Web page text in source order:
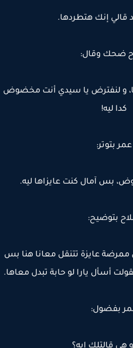
قالي إنك هتطردها.
ضحك وقال:
و لنفترض يا سيدي أنت مخضوض
كدا ليه!
بتوتر:
بس آمال كنت عايزاها ليه.
بتوضيح:
عايزة تتنقل معانا هنا بس
يارا لو حابة تبدل معاها.
بفضول:
قالتلك ايه؟